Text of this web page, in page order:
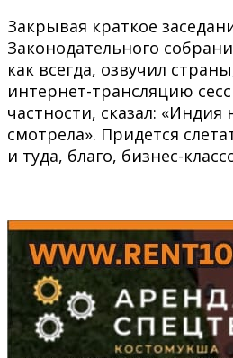
Закрывая краткое
Законодательного
как всегда, озвучил
интернет-трансляцию
частности, сказал: «Индия
смотрела». Придется
и туда, благо, бизнес-